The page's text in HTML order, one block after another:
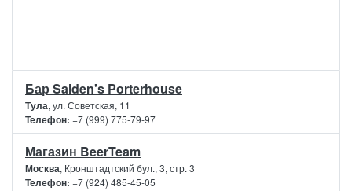
Бар Salden's Porterhouse
Тула, ул. Советская, 11
Телефон: +7 (999) 775-79-97
Магазин BeerTeam
Москва, Кронштадтский бул., 3, стр. 3
Телефон: +7 (924) 485-45-05